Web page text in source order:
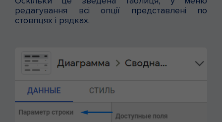
редагування всі опції представлені по
стовпцях і рядках.